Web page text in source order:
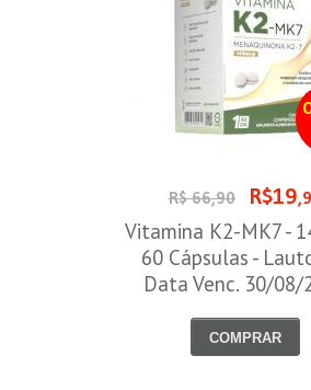
R$ 66,90 R$19
Vitamina K2-MK7 -
60 Cápsulas -
Data Venc. 30/08/
COMPRAR